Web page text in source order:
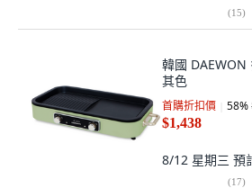
(15)
韓國 DAEWON
其色
首購折扣價 58%
$1,438
8/12 星期三 預
(17)